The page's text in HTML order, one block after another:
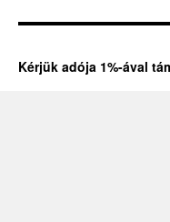
Kérjük adója 1%-ával